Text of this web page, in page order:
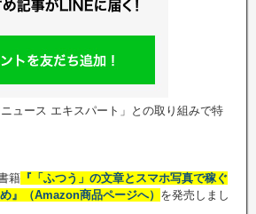
ュース エキスパート」との取り組みで特
籍 『「ふつう」の文章とスマホ写真で稼ぐ
』（Amazon商品ページへ） を発売しまし